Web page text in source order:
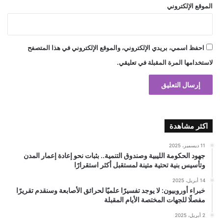
الموقع الإلكتروني
احفظ اسمي، بريدي الإلكتروني، والموقع الإلكتروني في هذا المتصفح
لاستخدامها المرة المقبلة في تعليقي.
اكثر مشاهدة
11 ديسمبر، 2025
جهود الحكومة الليبية وصندوق التنمية.. بثبات نحو إعادة إعمار المدن
وتأسيس بنية تحتية متينة لمستقبل أكثر استقرارًا
14 أبريل، 2025
خبراء أوروبيون: لا يوجد تفسيرًا علميًا لحرائق الأصابعة وسنقدم تقريرًا
مفصلًا للجهات المختصة الأيام المقبلة
2 أبريل، 2025